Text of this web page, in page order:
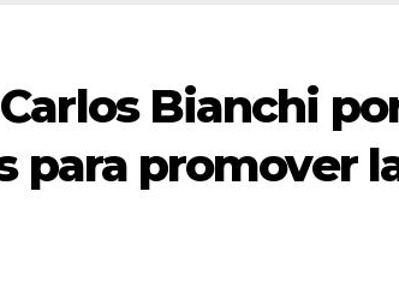
Bianchi
para promover